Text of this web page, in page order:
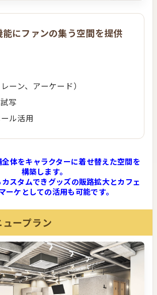
にファンの集う空間を提供
ーン、アーケード）
写
ル活用
体をキャラクターに着せ替えた空間を
構築します。
スタムできグッズの販路拡大とカフェ
ーケとしての活用も可能です。
ープラン